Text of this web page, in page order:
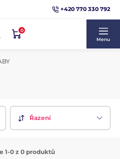
+420 770 330 792
0
Menu
Řazení
1-0 z 0 produktů